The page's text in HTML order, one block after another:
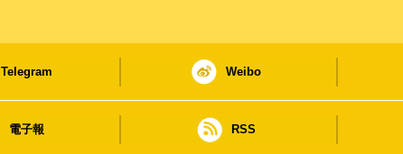
Telegram Weibo
電子報 RSS